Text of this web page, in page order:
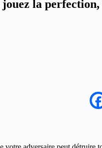
la